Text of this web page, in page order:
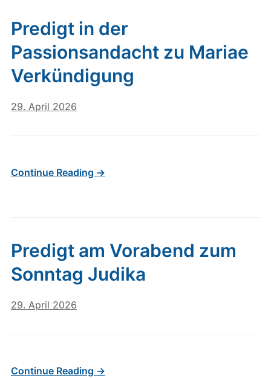
Predigt in der
Passionsandacht zu Mariae
Verkündigung
29. April 2026
Continue Reading →
Predigt am Vorabend zum
Sonntag Judika
29. April 2026
Continue Reading →